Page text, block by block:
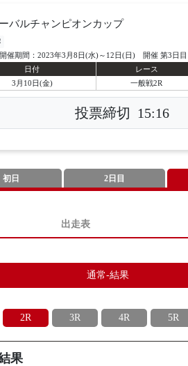
バルチャンピオンカップ
開催期間：2023年3月8日(水)～12日(日) 開催 第3日目
日付
レース
3月10日(金)
一般戦2R
投票締切 15:16
初日 2日目
出走表
通常-結果
2R 3R 4R 5R
果